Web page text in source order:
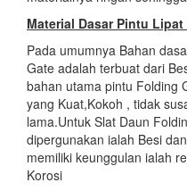
Material Dasar Pintu
Pada umumnya Bahan
Gate adalah terbuat dari
bahan utama pintu Folding
yang Kuat,Kokoh , tidak
lama.Untuk Slat Daun
dipergunakan ialah Besi
memiliki keunggulan ialah
Korosi